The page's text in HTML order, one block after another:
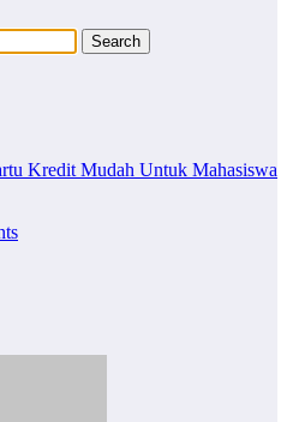
Kredit Mudah Untuk Mahasiswa